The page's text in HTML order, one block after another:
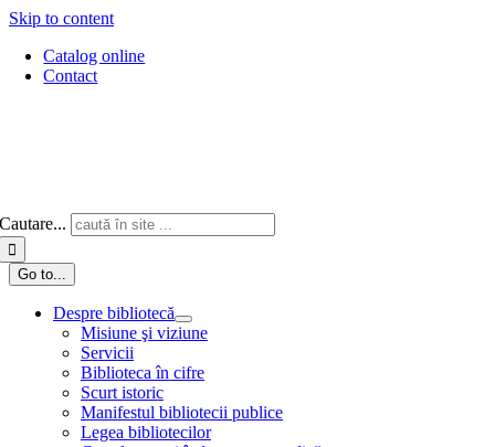
Skip to content
Catalog online
Contact
Cautare...
Go to...
Despre bibliotecă
Misiune şi viziune
Servicii
Biblioteca în cifre
Scurt istoric
Manifestul bibliotecii publice
Legea bibliotecilor